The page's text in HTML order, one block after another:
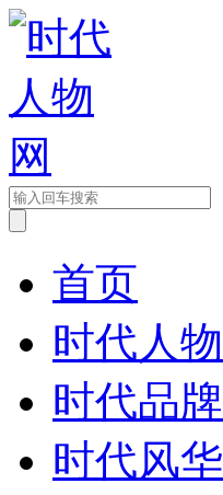
首页
时代人物
时代品牌
时代风华